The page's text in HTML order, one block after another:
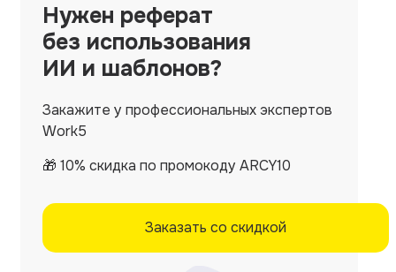
Нужен реферат
без использования
ИИ и шаблонов?
Закажите у профессиональных экспертов
Work5
🎁 10% скидка по промокоду ARCY10
Заказать со скидкой